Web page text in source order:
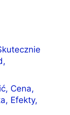
Cena,
Efekty,